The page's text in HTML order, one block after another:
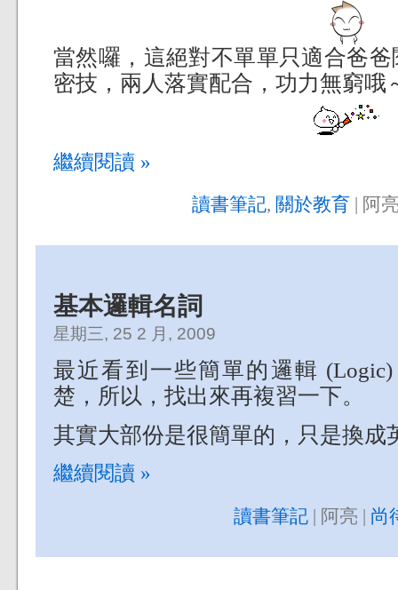
當然囉，這絕對不單單只適合爸
密技，兩人落實配合，功力無窮哦
繼續閱讀 »
讀書筆記, 關於教育 | 阿
基本邏輯名詞
星期三, 25 2 月, 2009
最近看到一些簡單的邏輯
楚，所以，找出來再複習一下。
其實大部份是很簡單的，只是換成
繼續閱讀 »
讀書筆記 | 阿亮 | 尚